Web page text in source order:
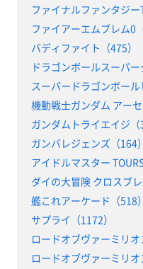
ファイナルファンタジー
ファイアーエムブレム0
バディファイト（475）
ドラゴンボールスーパー
スーパードラゴンボール
機動戦士ガンダム アー
ガンダムトライエイジ（
ガンバレジェンズ（164）
アイドルマスター TOURS
ダイの大冒険 クロスブレ
艦これアーケード（518）
サプライ（1172）
ロードオブヴァーミリオ
ロードオブヴァーミリオ